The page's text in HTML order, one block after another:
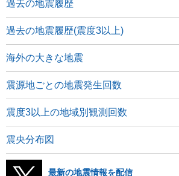
過去の地震履歴
過去の地震履歴(震度3以上)
海外の大きな地震
震源地ごとの地震発生回数
震度3以上の地域別観測回数
震央分布図
最新の地震情報を配信